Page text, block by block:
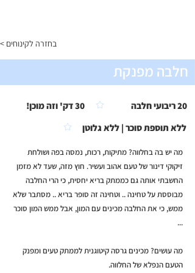
< בחזרה לקינוחים
חלבה מפנקת
20 ריבועי חלבה
ללא תוספת סוכר | ללא גלוטן
30 דק' וזה מוכן!
מה יש בה בחלווה? מתיקות, רכות, נמסה בפה ושולחת
זיקוקי דינור של טעם אהוב ועשיר. חוץ מזה, שעד לא מזמן
החשבתי אותה גם כממתק בריא יחסית, כי הרי החלבה
מבוססת על טחינה .. וטחינה זה סופר בריא .. מסתבר שלא
ממש, כי את החלבה מכינים עם המון, אבל ממש המון סוכר
...
מה עושים? מכינים גרסה קיטוגנית לממתק טעים ומפנק
הטעם הנפלא של החלווה.